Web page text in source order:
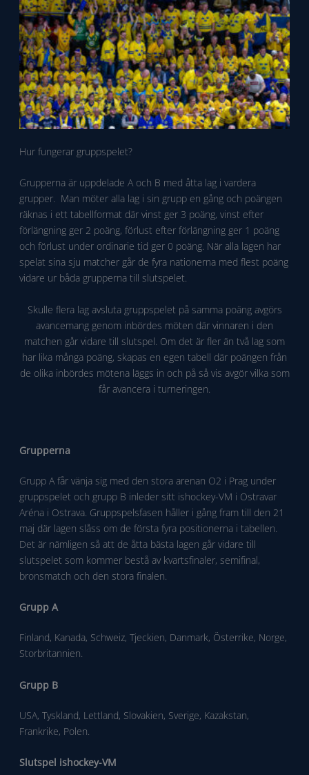
Hur fungerar gruppspelet?
Grupperna är uppdelade A och B med åtta lag i vardera
grupper. Man möter alla lag i sin grupp en gång och poängen
räknas i ett tabellformat där vinst ger 3 poäng, vinst efter
förlängning ger 2 poäng, förlust efter förlängning ger 1 poäng
och förlust under ordinarie tid ger 0 poäng. När alla lagen har
spelat sina sju matcher går de fyra nationerna med flest poäng
vidare ur båda grupperna till slutspelet.
Skulle flera lag avsluta gruppspelet på samma poäng avgörs
avancemang genom inbördes möten där vinnaren i den
matchen går vidare till slutspel. Om det är fler än två lag som
har lika många poäng, skapas en egen tabell där poängen från
de olika inbördes mötena läggs in och på så vis avgör vilka som
får avancera i turneringen.
Grupperna
Grupp A får vänja sig med den stora arenan O2 i Prag under
gruppspelet och grupp B inleder sitt ishockey-VM i Ostravar
Aréna i Ostrava. Gruppspelsfasen håller i gång fram till den 21
maj där lagen slåss om de första fyra positionerna i tabellen.
Det är nämligen så att de åtta bästa lagen går vidare till
slutspelet som kommer bestå av kvartsfinaler, semifinal,
bronsmatch och den stora finalen.
Grupp A
Finland, Kanada, Schweiz, Tjeckien, Danmark, Österrike, Norge,
Storbritannien.
Grupp B
USA, Tyskland, Lettland, Slovakien, Sverige, Kazakstan,
Frankrike, Polen.
Slutspel ishockey-VM